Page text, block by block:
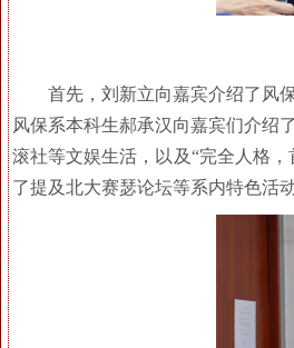
首先，刘新立向嘉宾介绍了风
风保系本科生郝承汉向嘉宾们介绍
滚社等文娱生活，以及“完全人格
了提及北大赛瑟论坛等系内特色活